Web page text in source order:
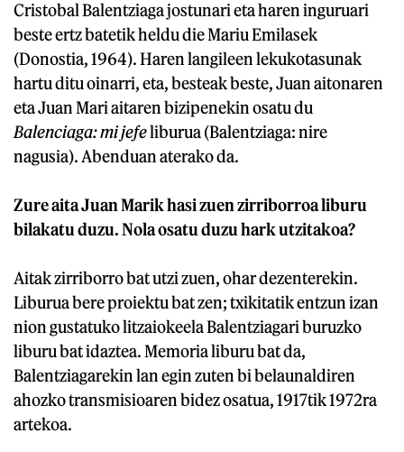
Cristobal Balentziaga jostunari eta haren inguruari
beste ertz batetik heldu die Mariu Emilasek
(Donostia, 1964). Haren langileen lekukotasunak
hartu ditu oinarri, eta, besteak beste, Juan aitonaren
eta Juan Mari aitaren bizipenekin osatu du
Balenciaga: mi jefeliburua (Balentziaga: nire
nagusia). Abenduan aterako da.
Zure aita Juan Marik hasi zuen zirriborroa liburu
bilakatu duzu. Nola osatu duzu hark utzitakoa?
Aitak zirriborro bat utzi zuen, ohar dezenterekin.
Liburua bere proiektu bat zen; txikitatik entzun izan
nion gustatuko litzaiokeela Balentziagari buruzko
liburu bat idaztea. Memoria liburu bat da,
Balentziagarekin lan egin zuten bi belaunaldiren
ahozko transmisioaren bidez osatua, 1917tik 1972ra
artekoa.